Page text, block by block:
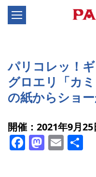
パリコレッ！
グロエリ「カ
の紙からショ
開催：2021年9月
Facebook
Email